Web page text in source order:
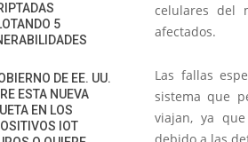
celulares del
afectados.
Las fallas
sistema que
viajan, ya
5
DE EE. UU.
ESTA NUEVA
EN LOS
IOT